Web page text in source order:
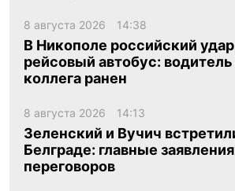
8 августа 2026 14:38
В Никополе российский
рейсовый автобус: водитель
коллега ранен
8 августа 2026 14:13
Зеленский и Вучич
Белграде: главные
переговоров